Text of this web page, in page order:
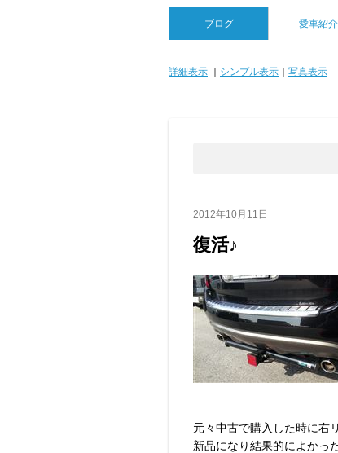
ブログ 愛車紹介
詳細表示 シンプル表示 写真表示
2012年10月11日
復活♪
元々中古で購入した時に右
新品になり結果的によかっ